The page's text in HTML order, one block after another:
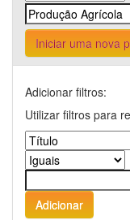
Iniciar uma nova
Adicionar filtros:
Utilizar filtros para